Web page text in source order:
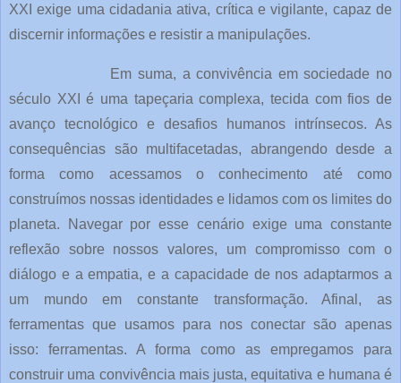
XXI exige uma cidadania ativa, crítica e vigilante, capaz de
discernir informações e resistir a manipulações.
Em suma, a convivência em sociedade no
século XXI é uma tapeçaria complexa, tecida com fios de
avanço tecnológico e desafios humanos intrínsecos. As
consequências são multifacetadas, abrangendo desde a
forma como acessamos o conhecimento até como
construímos nossas identidades e lidamos com os limites do
planeta. Navegar por esse cenário exige uma constante
reflexão sobre nossos valores, um compromisso com o
diálogo e a empatia, e a capacidade de nos adaptarmos a
um mundo em constante transformação. Afinal, as
ferramentas que usamos para nos conectar são apenas
isso: ferramentas. A forma como as empregamos para
construir uma convivência mais justa, equitativa e humana é